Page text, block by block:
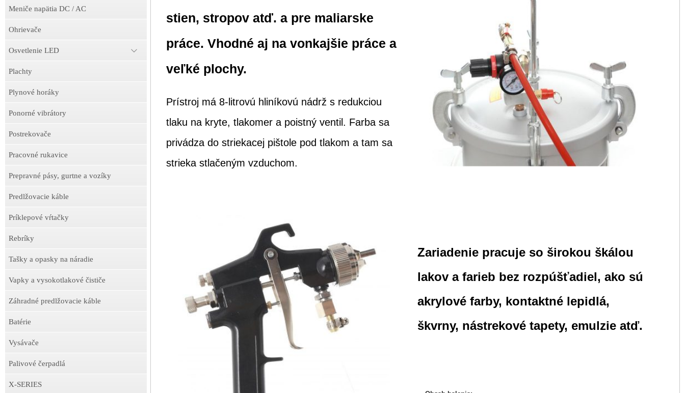
Meniče napätia DC / AC
Ohrievače
Osvetlenie LED
Plachty
Plynové horáky
Ponorné vibrátory
Postrekovače
Pracovné rukavice
Prepravné pásy, gurtne a vozíky
Predlžovacie káble
Príklepové vŕtačky
Rebríky
Tašky a opasky na náradie
Vapky a vysokotlakové čističe
Záhradné predlžovacie káble
Batérie
Vysávače
Palivové čerpadlá
X-SERIES
stien, stropov atď. a pre maliarske
práce. Vhodné aj na vonkajšie práce a
veľké plochy.
Prístroj má 8-litrovú hliníkovú nádrž s redukciou
tlaku na kryte, tlakomer a poistný ventil. Farba sa
privádza do striekacej pištole pod tlakom a tam sa
strieka stlačeným vzduchom.
Zariadenie pracuje so širokou škálou
lakov a farieb bez rozpúšťadiel, ako sú
akrylové farby, kontaktné lepidlá,
škvrny, nástrekové tapety, emulzie atď.